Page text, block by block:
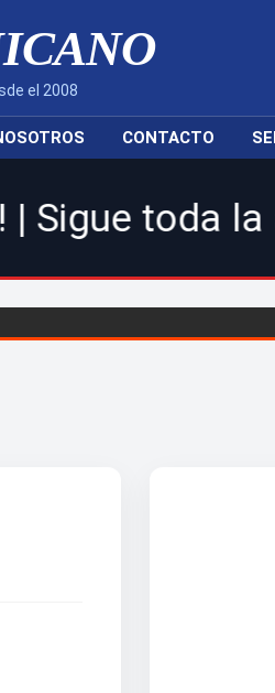
el 2008
CONTACTO
la acción